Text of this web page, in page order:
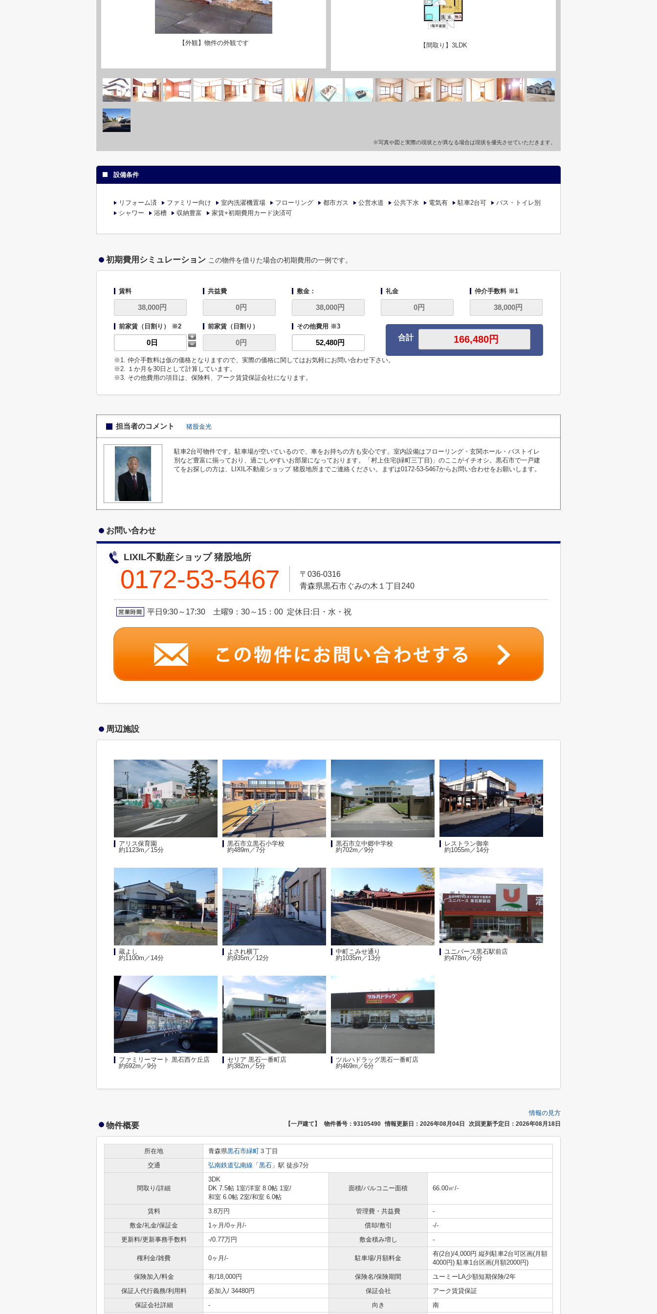
【外観】物件の外観です 【間取り】3LDK
※写真や図と実際の現状とが異なる場合は現状を優先させていただきます。
設備条件
リフォーム済 ファミリー向け 室内洗濯機置場 フローリング 都市ガス 公営水道 公共下水 電気有 駐車2台可
バス・トイレ別
シャワー
浴槽 収納豊富 家賃+初期費用カード決済可
初期費用シミュレーション この物件を借りた場合の初期費用の一例です。
賃料 共益費 敷金： 礼金 仲介手数料 ※1
前家賃（日割り） ※2 前家賃（日割り） その他費用 ※3
合計
※1. 仲介手数料は仮の価格となりますので、実際の価格に関してはお気軽にお問い合わせ下さい。
※2. １か月を30日として計算しています。
※3. その他費用の項目は、保険料、アーク賃貸保証会社になります。
担当者のコメント 猪股金光
駐車2台可物件です。駐車場が空いているので、車をお持ちの方も安心です。室内設備はフローリング・玄関ホール・バストイレ
別など豊富に揃っており、過ごしやすいお部屋になっております。「村上住宅(緑町三丁目)」のここがイチオシ。黒石市で一戸建
てをお探しの方は、LIXIL不動産ショップ 猪股地所までご連絡ください。まずは0172-53-5467からお問い合わせをお願いします。
お問い合わせ
LIXIL不動産ショップ 猪股地所
0172-53-5467
〒036-0316
青森県黒石市ぐみの木１丁目240
平日9:30～17:30 土曜9：30～15：00 定休日:日・水・祝
周辺施設
アリス保育園
約1123m／15分
黒石市立黒石小学校
約489m／7分
黒石市立中郷中学校
約702m／9分
レストラン御幸
約1055m／14分
蔵よし
約1100m／14分
よされ横丁
約935m／12分
中町こみせ通り
約1035m／13分
ユニバース黒石駅前店
約478m／6分
ファミリーマート 黒石西ケ丘店
約692m／9分
セリア 黒石一番町店
約382m／5分
ツルハドラッグ黒石一番町店
約469m／6分
情報の見方
物件概要 【一戸建て】 物件番号：93105490 情報更新日：2026年08月04日 次回更新予定日：2026年08月18日
所在地 青森県黒石市緑町 ３丁目
交通
弘南鉄道弘南線 「 黒石 」駅 徒歩7分
間取り/詳細
3DK
DK 7.5帖 1室/洋室 8.0帖 1室/
和室 6.0帖 2室/和室 6.0帖
面積/バルコニー面積 66.00㎡/-
賃料 3.8万円 管理費・共益費
-
敷金/礼金/保証金
1ヶ月/0ヶ月/- 償却/敷引
-/-
更新料/更新事務手数料
-/0.77万円 敷金積み増し -
権利金/雑費 0ヶ月/- 駐車場/月額料金
有(2台)/4,000円 縦列駐車2台可区画(月額
4000円) 駐車1台区画(月額2000円)
保険加入/料金
有/18,000円 保険名/保険期間
ユーミーLA少額短期保険/2年
保証人代行義務/利用料
必加入/ 34480円 保証会社
アーク賃貸保証
保証会社詳細
- 向き 南